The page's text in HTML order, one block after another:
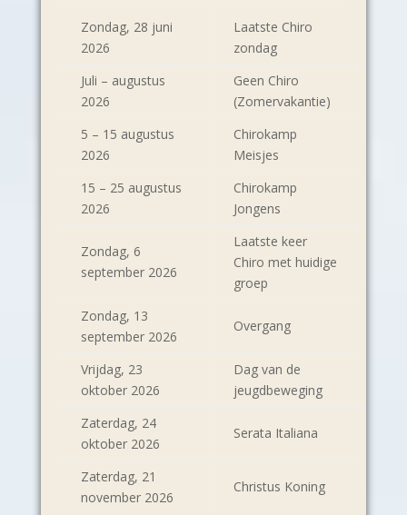
Zondag, 28 juni
2026
Laatste Chiro
zondag
Juli – augustus
2026
Geen Chiro
(Zomervakantie)
5 – 15 augustus
2026
Chirokamp
Meisjes
15 – 25 augustus
2026
Chirokamp
Jongens
Zondag, 6
september 2026
Laatste keer
Chiro met huidige
groep
Zondag, 13
september 2026
Overgang
Vrijdag, 23
oktober 2026
Dag van de
jeugdbeweging
Zaterdag, 24
oktober 2026
Serata Italiana
Zaterdag, 21
november 2026
Christus Koning